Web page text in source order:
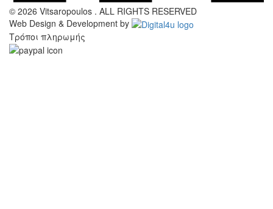
© 2026 Vitsaropoulos . ALL RIGHTS RESERVED
Web Design & Development by
Τρόποι πληρωμής